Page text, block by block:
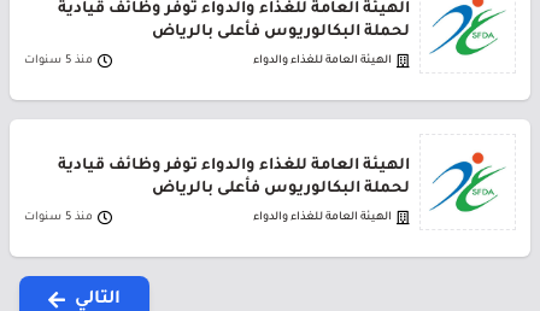
الهيئة العامة للغذاء والدواء توفر وظائف قيادية
لحملة البكالوريوس فأعلى بالرياض
الهيئة العامة للغذاء والدواء منذ 5 سنوات
الهيئة العامة للغذاء والدواء توفر وظائف قيادية
لحملة البكالوريوس فأعلى بالرياض
الهيئة العامة للغذاء والدواء منذ 5 سنوات
التالي